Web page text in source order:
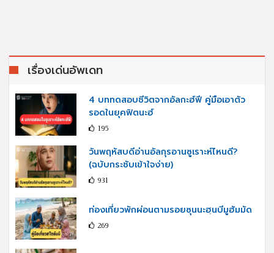
เรื่องเด่นอัพเดท
4 บททดสอบชีวิตจากอัลกะฮ์ฟี คู่มือเอาตัว
รอดในยุคฟิตนะฮ์
195
วันพฤหัสบดีอ่านอัลกุรอานซูเราะห์ไหนดี?
(ฉบับกระชับเข้าใจง่าย)
931
ท่องเที่ยวพักผ่อนตามรอยซุนนะฮฺนบีมูฮัมมัด
269